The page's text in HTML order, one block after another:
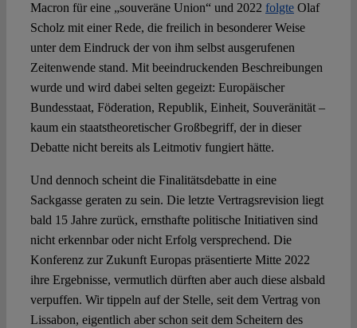
Macron für eine „souveräne Union“ und 2022 folgteOlaf
Scholz mit einer Rede, die freilich in besonderer Weise
unter dem Eindruck der von ihm selbst ausgerufenen
Zeitenwende stand. Mit beeindruckenden Beschreibungen
wurde und wird dabei selten gegeizt: Europäischer
Bundesstaat, Föderation, Republik, Einheit, Souveränität –
kaum ein staatstheoretischer Großbegriff, der in dieser
Debatte nicht bereits als Leitmotiv fungiert hätte.
Und dennoch scheint die Finalitätsdebatte in eine
Sackgasse geraten zu sein. Die letzte Vertragsrevision liegt
bald 15 Jahre zurück, ernsthafte politische Initiativen sind
nicht erkennbar oder nicht Erfolg versprechend. Die
Konferenz zur Zukunft Europas präsentierte Mitte 2022
ihre Ergebnisse, vermutlich dürften aber auch diese alsbald
verpuffen. Wir tippeln auf der Stelle, seit dem Vertrag von
Lissabon, eigentlich aber schon seit dem Scheitern des